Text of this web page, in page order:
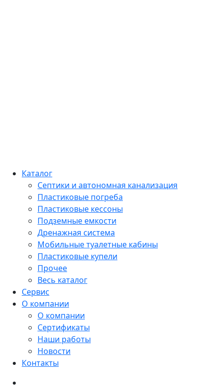
Каталог
Септики и автономная канализация
Пластиковые погреба
Пластиковые кессоны
Подземные емкости
Дренажная система
Мобильные туалетные кабины
Пластиковые купели
Прочее
Весь каталог
Сервис
О компании
О компании
Сертификаты
Наши работы
Новости
Контакты